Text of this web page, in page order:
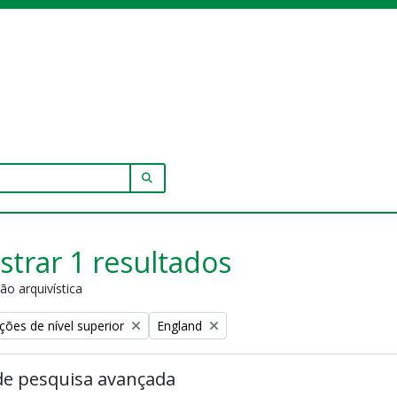
1 resultados
arquivística
de nível superior Remove filter:
England
pesquisa avançada